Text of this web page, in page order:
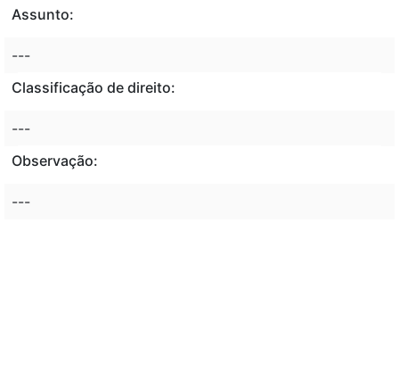
Assunto:
---
Classificação de direito:
---
Observação:
---